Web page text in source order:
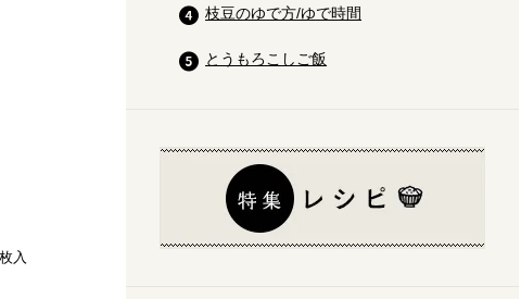
入
枝豆のゆで方/ゆで時間
とうもろこしご飯